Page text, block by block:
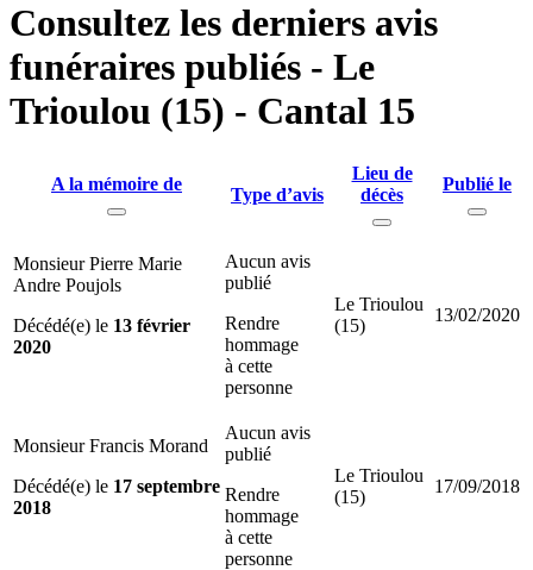
Consultez les derniers avis
funéraires publiés - Le
Trioulou (15) - Cantal 15
A la mémoire de
Type d’avis
Lieu de
décès
Publié le
Monsieur Pierre Marie
Andre Poujols
Décédé(e) le 13 février
2020
Aucun avis
publié
Rendre
hommage
à cette
personne
Le Trioulou
(15)
13/02/2020
Monsieur Francis Morand
Décédé(e) le 17 septembre
2018
Aucun avis
publié
Rendre
hommage
à cette
personne
Le Trioulou
(15)
17/09/2018